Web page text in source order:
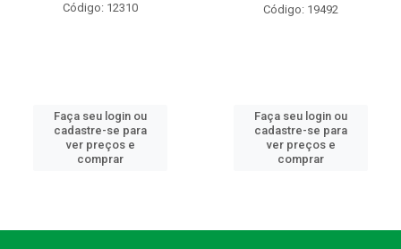
Código: 12310
Faça seu login ou
cadastre-se para
ver preços e
comprar
Código: 19492
Faça seu login ou
cadastre-se para
ver preços e
comprar